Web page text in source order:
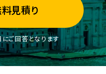
見積り
ご回答となります